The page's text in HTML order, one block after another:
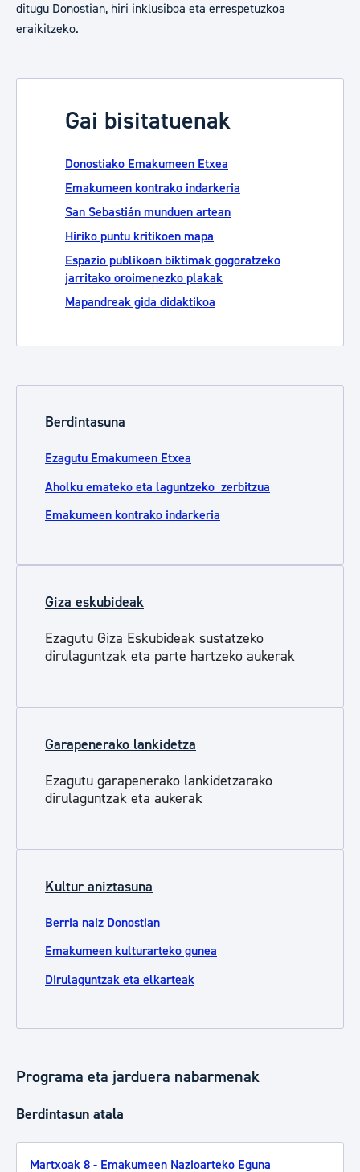
ditugu Donostian, hiri inklusiboa eta errespetuzkoa
eraikitzeko.
Gai bisitatuenak
Donostiako Emakumeen Etxea
Emakumeen kontrako indarkeria
San Sebastián munduen artean
Hiriko puntu kritikoen mapa
Espazio publikoan biktimak gogoratzeko
jarritako oroimenezko plakak
Mapandreak gida didaktikoa
Berdintasuna
Ezagutu Emakumeen Etxea
Aholku emateko eta laguntzeko zerbitzua
Emakumeen kontrako indarkeria
Giza eskubideak
Ezagutu Giza Eskubideak sustatzeko
dirulaguntzak eta parte hartzeko aukerak
Garapenerako lankidetza
Ezagutu garapenerako lankidetzarako
dirulaguntzak eta aukerak
Kultur aniztasuna
Berria naiz Donostian
Emakumeen kulturarteko gunea
Dirulaguntzak eta elkarteak
Programa eta jarduera nabarmenak
Berdintasun atala
Martxoak 8 - Emakumeen Nazioarteko Eguna